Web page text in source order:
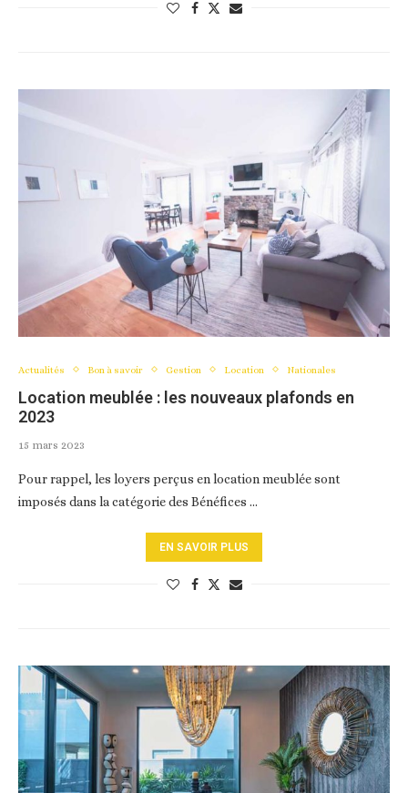
Actualités Bon à savoir Gestion Location Nationales
Location meublée : les nouveaux plafonds en
2023
15 mars 2023
Pour rappel, les loyers perçus en location meublée sont
imposés dans la catégorie des Bénéfices …
EN SAVOIR PLUS